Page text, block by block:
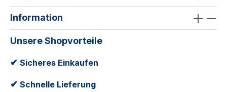
Information
Unsere Shopvorteile
✔ Sicheres Einkaufen
✔ Schnelle Lieferung